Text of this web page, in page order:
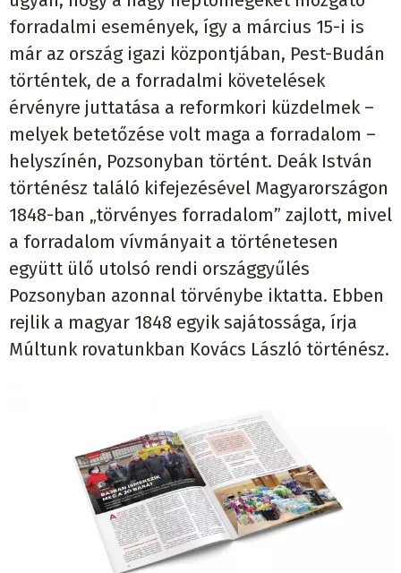
forradalmi események, így a március 15-i is
már az ország igazi központjában, Pest-Budán
történtek, de a forradalmi követelések
érvényre juttatása a reformkori küzdelmek –
melyek betetőzése volt maga a forradalom –
helyszínén, Pozsonyban történt. Deák István
történész találó kifejezésével Magyarországon
1848-ban „törvényes forradalom” zajlott, mivel
a forradalom vívmányait a történetesen
együtt ülő utolsó rendi országgyűlés
Pozsonyban azonnal törvénybe iktatta. Ebben
rejlik a magyar 1848 egyik sajátossága, írja
Múltunk rovatunkban Kovács László történész.